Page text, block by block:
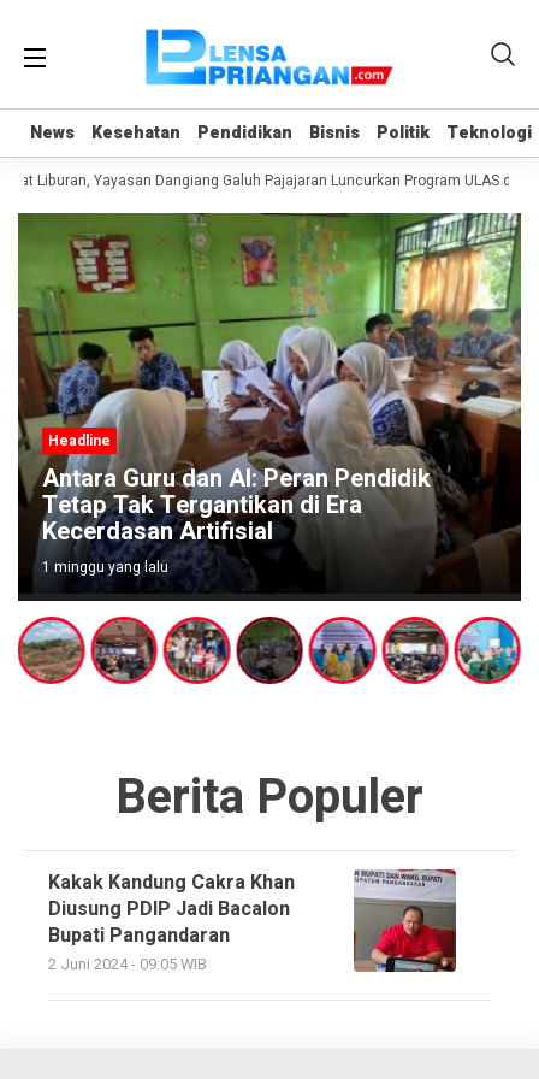
News Kesehatan Pendidikan Bisnis Politik Teknologi
News Kesehatan Pendidikan Bisnis Politik Teknologi
Liburan, Yayasan Dangiang Galuh Pajajaran Luncurkan Program ULAS di
Headline
Antara Guru dan AI: Peran Pendidik
Tetap Tak Tergantikan di Era
Kecerdasan Artifisial
1 minggu yang lalu
Berita Populer
Kakak Kandung Cakra Khan
Diusung PDIP Jadi Bacalon
Bupati Pangandaran
2 Juni 2024 - 09:05 WIB